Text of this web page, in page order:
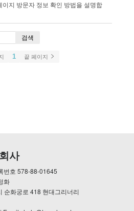
이지 방문자 정보 확인 방법을 설명합
검색
1 끝 페이지
사
번호 578-88-01645
화
순화궁로 418 현대그리너리